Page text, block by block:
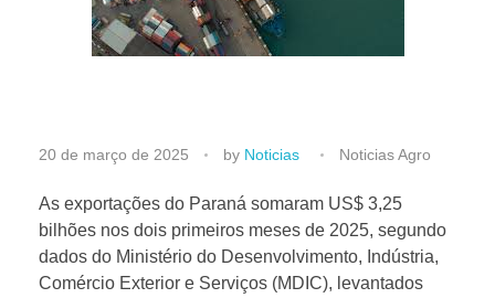
P
a
r
20 de março de 2025 by Noticias Noticias Agro
As exportações do Paraná somaram US$ 3,25
bilhões nos dois primeiros meses de 2025, segundo
dados do Ministério do Desenvolvimento, Indústria,
Comércio Exterior e Serviços (MDIC), levantados